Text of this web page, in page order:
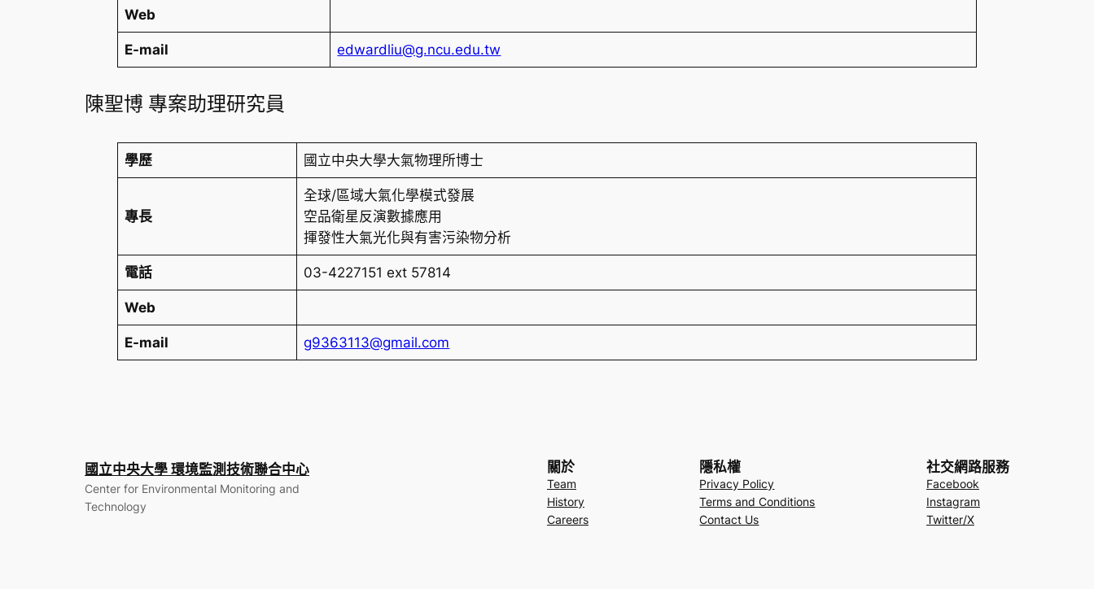
Web
E-mail edwardliu@g.ncu.edu.tw
陳聖博 專案助理研究員
學歷 國立中央大學大氣物理所博士
專長
全球/區域大氣化學模式發展
空品衛星反演數據應用
揮發性大氣光化與有害污染物分析
電話 03-4227151 ext 57814
Web
E-mail g9363113@gmail.com
國立中央大學 環境監測技術聯合中心
Center for Environmental Monitoring and
Technology
關於
Team
History
Careers
隱私權
Privacy Policy
Terms and Conditions
Contact Us
社交網路服務
Facebook
Instagram
Twitter/X